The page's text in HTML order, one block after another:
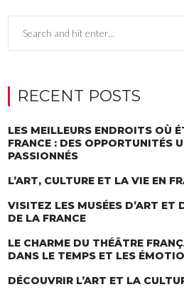
RECENT POSTS
LES MEILLEURS ENDROITS OÙ
FRANCE : DES OPPORTUNITÉS
PASSIONNÉS
L’ART, CULTURE ET LA VIE EN
VISITEZ LES MUSÉES D’ART ET
DE LA FRANCE
LE CHARME DU THÉÂTRE
DANS LE TEMPS ET LES
DÉCOUVRIR L’ART ET LA